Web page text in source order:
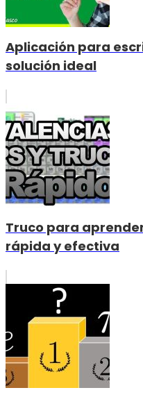
Aplicación para
solución ideal
Truco para
rápida y efectiva